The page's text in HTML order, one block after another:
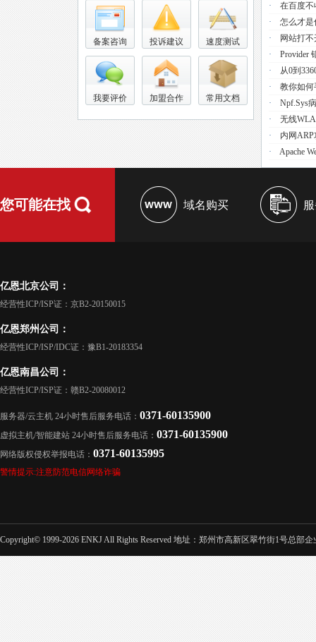
备案咨询 投诉建议 速度测试
我要评价 加盟合作 常用文档
· 在百度不
· 怎么才是
·
网站打
· Provider
· 从0到
· 教你如何
· Npf.sys
· 无线
· 内网
· Apache
您可能在找 域名购买
亿恩北京公司：
经营性ICP/ISP证：京B2-20150015
亿恩郑州公司：
经营性ICP/ISP/IDC证：豫B1-20183354
亿恩南昌公司：
经营性ICP/ISP证：赣B2-20080012
服务器/云主机 24小时售后服务电话： 0371-60135900
虚拟主机/智能建站 24小时售后服务电话： 0371-60135900
网络版权侵权举报电话： 0371-60135995
警情提示:注意防范电信网络诈骗
Copyright© 1999-2026 ENKJ All Rights Reserved 地址：郑州市高新区翠竹街1号